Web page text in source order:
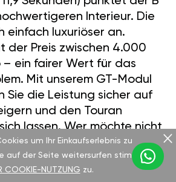
Interieur. Die
einfach luxuriöser an.
der Preis zwischen 4.000
– ein fairer Wert für das
Mit unserem GT-Modul
Sie die Leistung sicher auf
und den Touran
lassen. Wer möchte nicht
Schub?
um Ihr Einkaufserlebnis zu
auf der Seite weitersurfen stimmen
COOKIE-NUTZUNG zu.